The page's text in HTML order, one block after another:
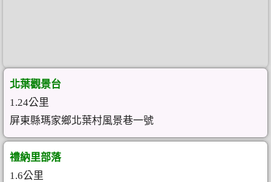
北葉觀景台
1.24公里
屏東縣瑪家鄉北葉村風景巷一號
禮納里部落
1.6公里